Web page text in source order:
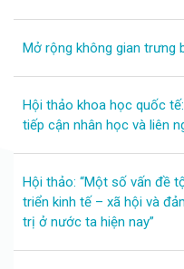
Mở rộng không gian trưng
Hội thảo khoa học quốc
tiếp cận nhân học và liên
Hội thảo: “Một số vấn đề
triển kinh tế – xã hội và
trị ở nước ta hiện nay”